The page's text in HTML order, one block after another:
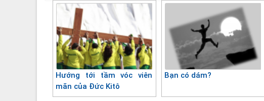
Hướng tới tầm vóc viên
mãn của Đức Kitô
Bạn có dám?